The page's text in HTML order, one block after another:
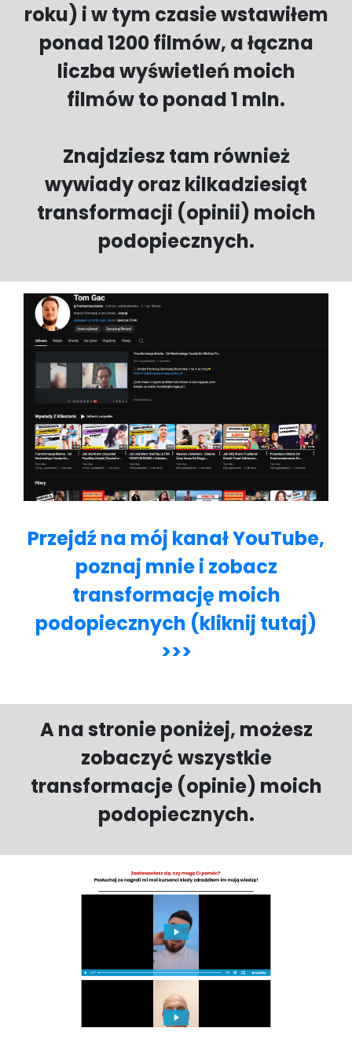
roku) i w tym czasie wstawiłem
ponad 1200 filmów, a łączna
liczba wyświetleń moich
filmów to ponad 1 mln.
Znajdziesz tam również
wywiady oraz kilkadziesiąt
transformacji (opinii) moich
podopiecznych.
Przejdź na mój kanał YouTube,
poznaj mnie i zobacz
transformację moich
podopiecznych (kliknij tutaj)
>>>
A na stronie poniżej, możesz
zobaczyć wszystkie
transformacje (opinie) moich
podopiecznych.